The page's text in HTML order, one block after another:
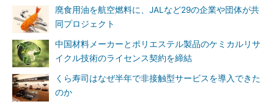
廃食用油を航空燃料に、JALなど29の企業や団体が共
同プロジェクト
中国材料メーカーとポリエステル製品のケミカルリサ
イクル技術のライセンス契約を締結
くら寿司はなぜ半年で非接触型サービスを導入できた
のか